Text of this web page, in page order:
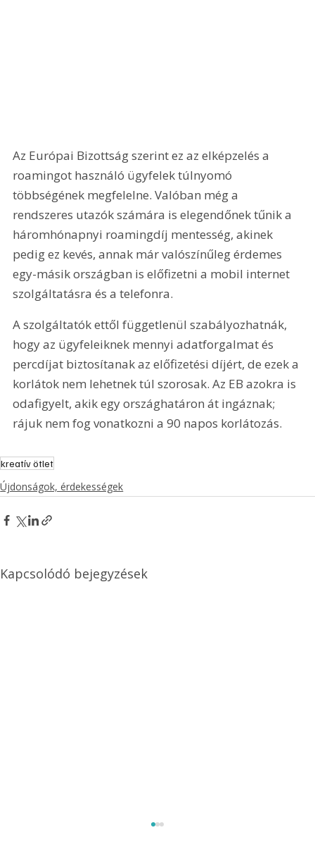
Az Európai Bizottság szerint ez az elképzelés a
roamingot használó ügyfelek túlnyomó
többségének megfelelne. Valóban még a
rendszeres utazók számára is elegendőnek tűnik a
háromhónapnyi roamingdíj mentesség, akinek
pedig ez kevés, annak már valószínűleg érdemes
egy-másik országban is előfizetni a mobil internet
szolgáltatásra és a telefonra.
A szolgáltatók ettől függetlenül szabályozhatnák,
hogy az ügyfeleiknek mennyi adatforgalmat és
percdíjat biztosítanak az előfizetési díjért, de ezek a
korlátok nem lehetnek túl szorosak. Az EB azokra is
odafigyelt, akik egy országhatáron át ingáznak;
rájuk nem fog vonatkozni a 90 napos korlátozás.
kreatív ötlet
Újdonságok, érdekességek
Kapcsolódó bejegyzések